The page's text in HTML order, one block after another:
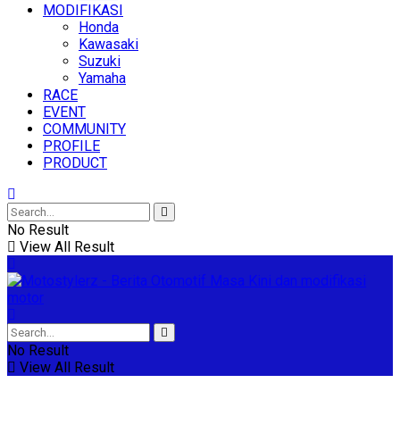
MODIFIKASI
Honda
Kawasaki
Suzuki
Yamaha
RACE
EVENT
COMMUNITY
PROFILE
PRODUCT
No Result
View All Result
No Result
View All Result